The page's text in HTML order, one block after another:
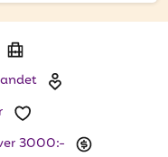
3000:-